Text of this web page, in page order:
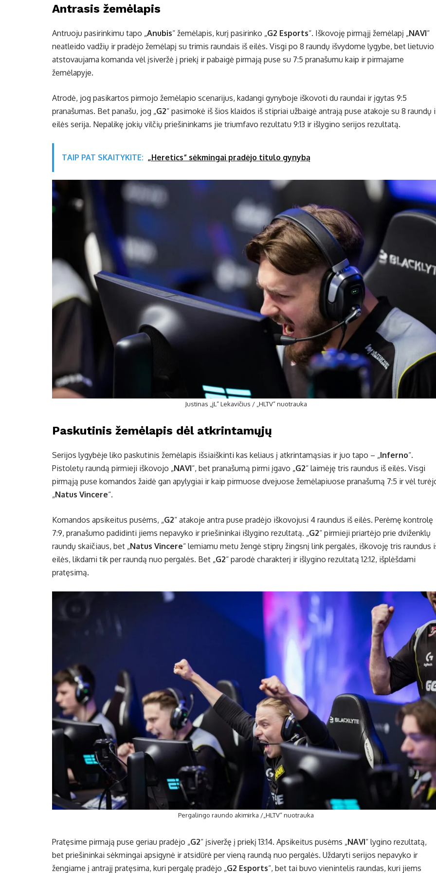
Antrasis žemėlapis
Antruoju pasirinkimu tapo „Anubis“ žemėlapis, kurį pasirinko „G2 Esports“. Iškovoję pirmąjį žemėlapį „NAVI“
neatleido vadžių ir pradėjo žemėlapį su trimis raundais iš eilės. Visgi po 8 raundų išvydome lygybe, bet lietuvio
atstovaujama komanda vėl įsiveržė į priekį ir pabaigė pirmają puse su 7:5 pranašumu kaip ir pirmajame
žemėlapyje.
Atrodė, jog pasikartos pirmojo žemėlapio scenarijus, kadangi gynyboje iškovoti du raundai ir įgytas 9:5
pranašumas. Bet panašu, jog „G2“ pasimokė iš šios klaidos iš stipriai užbaigė antrają puse atakoje su 8 raundų
eilės serija. Nepalikę jokių vilčių priešininkams jie triumfavo rezultatu 9:13 ir išlygino serijos rezultatą.
TAIP PAT SKAITYKITE: „Heretics“ sėkmingai pradėjo titulo gynybą
Justinas „jL“ Lekavičius / „HLTV“ nuotrauka
Paskutinis žemėlapis dėl atkrintamųjų
Serijos lygybėje liko paskutinis žemėlapis išsiaiškinti kas keliaus į atkrintamąsias ir juo tapo – „Inferno“.
Pistoletų raundą pirmieji iškovojo „NAVI“, bet pranašumą pirmi įgavo „G2“ laimėję tris raundus iš eilės. Visgi
pirmąją puse komandos žaidė gan apylygiai ir kaip pirmuose dvejuose žemėlapiuose pranašumą 7:5 ir vėl
„Natus Vincere“.
Komandos apsikeitus pusėms, „G2“ atakoje antra puse pradėjo iškovojusi 4 raundus iš eilės. Perėmę kontrolę
7:9, pranašumo padidinti jiems nepavyko ir priešininkai išlygino rezultatą. „G2“ pirmieji priartėjo prie dviženklų
raundų skaičiaus, bet „Natus Vincere“ lemiamu metu žengė stiprų žingsnį link pergalės, iškovoję tris raundus
eilės, likdami tik per raundą nuo pergalės. Bet „G2“ parodė charakterį ir išlygino rezultatą 12:12, išplėšdami
pratęsimą.
Pergalingo raundo akimirka /„HLTV“ nuotrauka
Pratęsime pirmają puse geriau pradėjo „G2“ įsiveržę į priekį 13:14. Apsikeitus pusėms „NAVI“ lygino rezultatą,
bet priešininkai sėkmingai apsigynė ir atsidūrė per vieną raundą nuo pergalės. Uždaryti serijos nepavyko ir
žengiame į antrajį pratęsima, kuri pergalę pradėjo „G2 Esports“, bet tai buvo vienintelis raundas, kuri jiems